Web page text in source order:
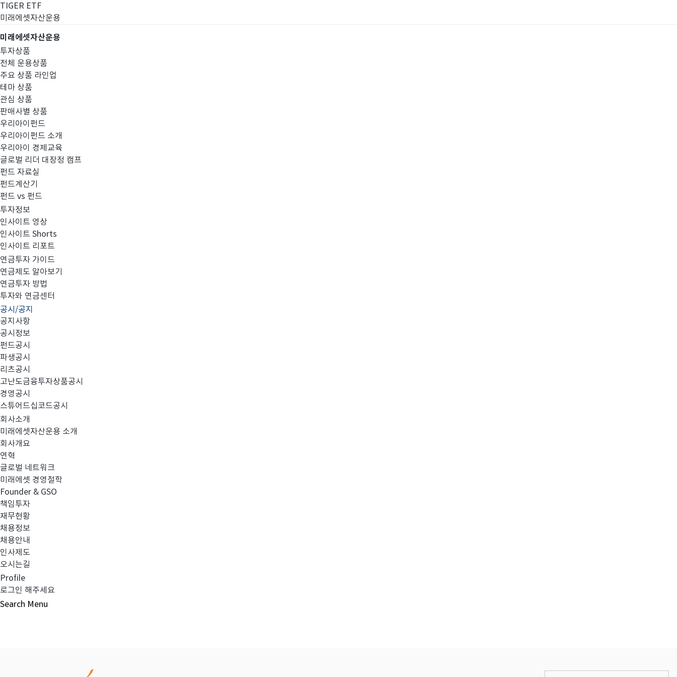
TIGER ETF
미래에셋자산운용
미래에셋자산운용
투자상품
전체 운용상품
주요 상품 라인업
테마 상품
관심 상품
판매사별 상품
우리아이펀드
우리아이펀드 소개
우리아이 경제교육
글로벌 리더 대장정 캠프
펀드 자료실
펀드계산기
펀드 vs 펀드
투자정보
인사이트 영상
인사이트 Shorts
인사이트 리포트
연금투자 가이드
연금제도 알아보기
연금투자 방법
투자와 연금센터
공시/공지
공지사항
공시정보
펀드공시
파생공시
리츠공시
고난도금융투자상품공시
경영공시
스튜어드십코드공시
회사소개
미래에셋자산운용 소개
회사개요
연혁
글로벌 네트워크
미래에셋 경영철학
Founder & GSO
책임투자
재무현황
채용정보
채용안내
인사제도
오시는길
Profile
로그인 해주세요
Search Menu
경영공시
주요경영상황공시_손익구조의 변경에 관한 사항
첨부와 같이 당사의 주요 경영사항을 공시합니다.
주요경영상황공시_손익구조의변경.pdf
이전글
다음글
목록보기